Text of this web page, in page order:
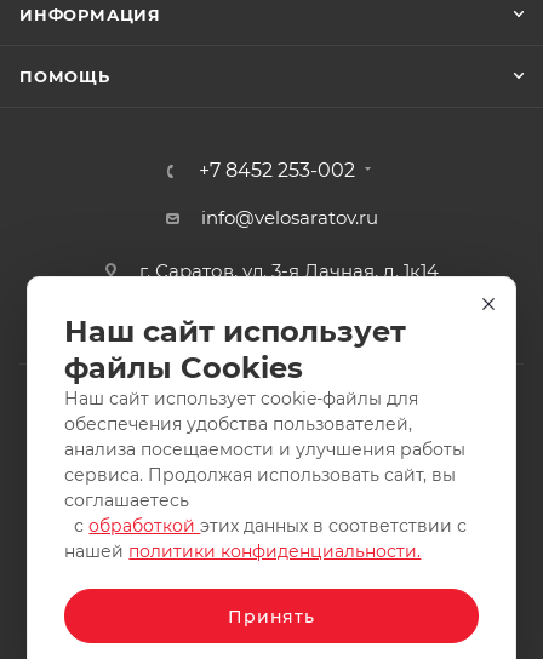
ИНФОРМАЦИЯ
ПОМОЩЬ
+7 8452 253-002
info@velosaratov.ru
г. Саратов, ул. 3-я Дачная, д. 1к14
2011-2026 © интернет-магазин спортивных товаров
ВелоСаратов. Не является публичной офертой. Все права
защищены. Заимствование материалов и фотографий
запрещено.
Наш сайт использует
файлы Cookies
Наш сайт использует cookie-файлы для
обеспечения удобства пользователей,
анализа посещаемости и улучшения работы
сервиса. Продолжая использовать сайт, вы
соглашаетесь
собработкойэтих данных в соответствии с
нашей политики конфиденциальности.
Принять